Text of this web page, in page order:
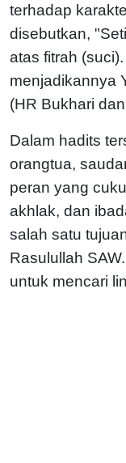
terhadap
disebutkan,
atas fitrah
menjadikannya
(HR Bukhari
Dalam hadits
orangtua,
peran yang
akhlak, dan
salah satu
Rasulullah
untuk mencari